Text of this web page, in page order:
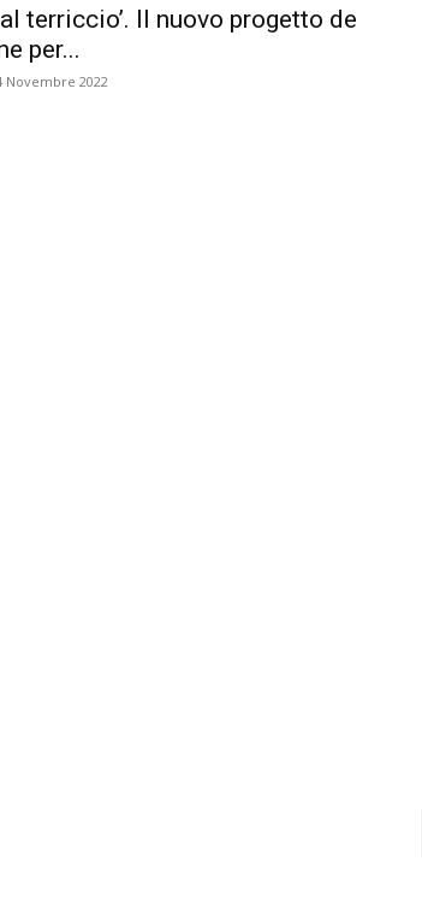
terriccio’. Il nuovo progetto de
per...
Novembre 2022